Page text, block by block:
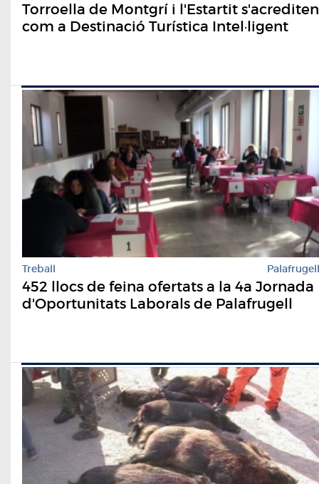
Torroella de Montgrí i l'Estartit s'acrediten
com a Destinació Turística Intel·ligent
Treball Palafrugell
452 llocs de feina ofertats a la 4a Jornada
d'Oportunitats Laborals de Palafrugell